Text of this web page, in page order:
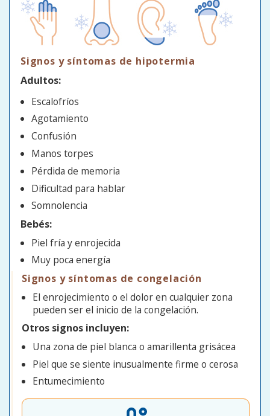
Signos y síntomas de hipotermia
Adultos:
Escalofríos
Agotamiento
Confusión
Manos torpes
Pérdida de memoria
Dificultad para hablar
Somnolencia
Bebés:
Piel fría y enrojecida
Muy poca energía
Signos y síntomas de congelación
El enrojecimiento o el dolor en cualquier zona
pueden ser el inicio de la congelación.
Otros signos incluyen:
Una zona de piel blanca o amarillenta grisácea
Piel que se siente inusualmente firme o cerosa
Entumecimiento